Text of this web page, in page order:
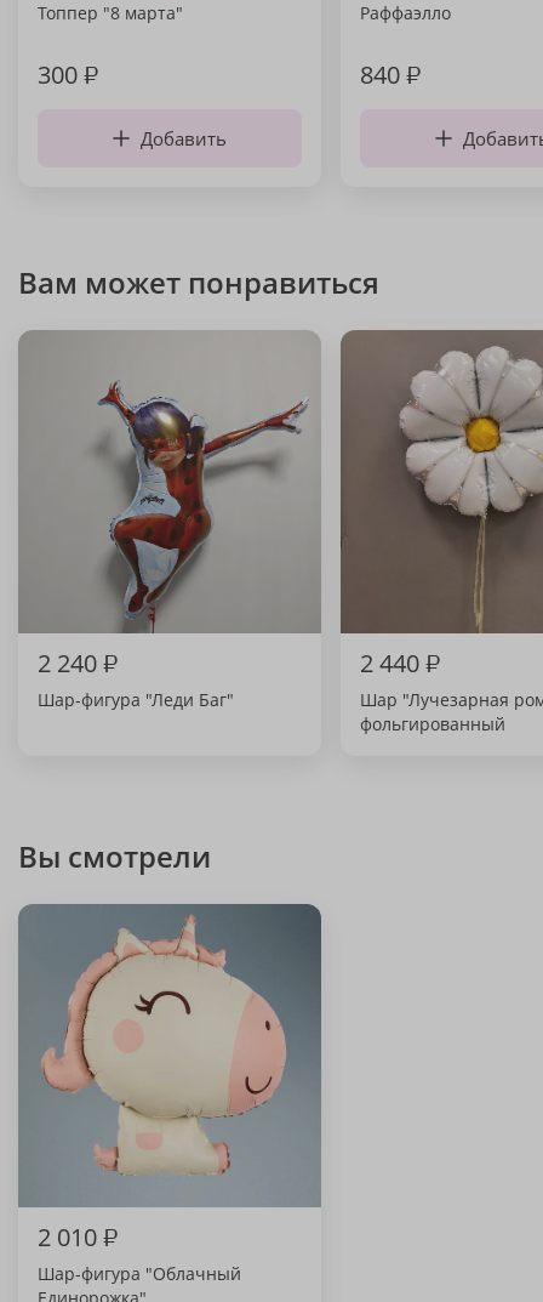
Топпер "8 марта"
300₽
Добавить
Раффаэлло
840₽
Вам может понравиться
2 240₽
Шар-фигура "Леди Баг"
2 440₽
Шар "Лучезарная
фольгированный
Вы смотрели
2 010₽
Шар-фигура "Облачный